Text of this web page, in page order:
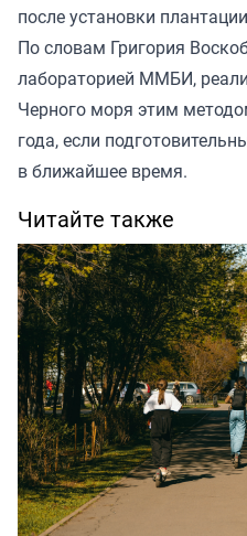
после установки
По словам Григория
лабораторией ММБИ,
Черного моря этим
года, если
в ближайшее время.
Читайте также